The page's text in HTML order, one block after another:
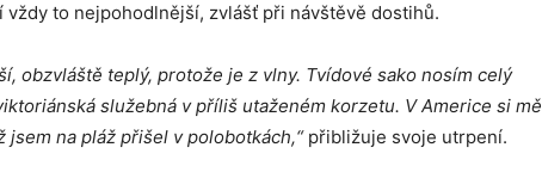
vždy to nejpohodlnější, zvlášť při návštěvě dostihů.
obzvláště teplý, protože je z vlny. Tvídové sako nosím celý
služebná v příliš utaženém korzetu. V Americe si mě
na pláž přišel v polobotkách,“přibližuje svoje utrpení.